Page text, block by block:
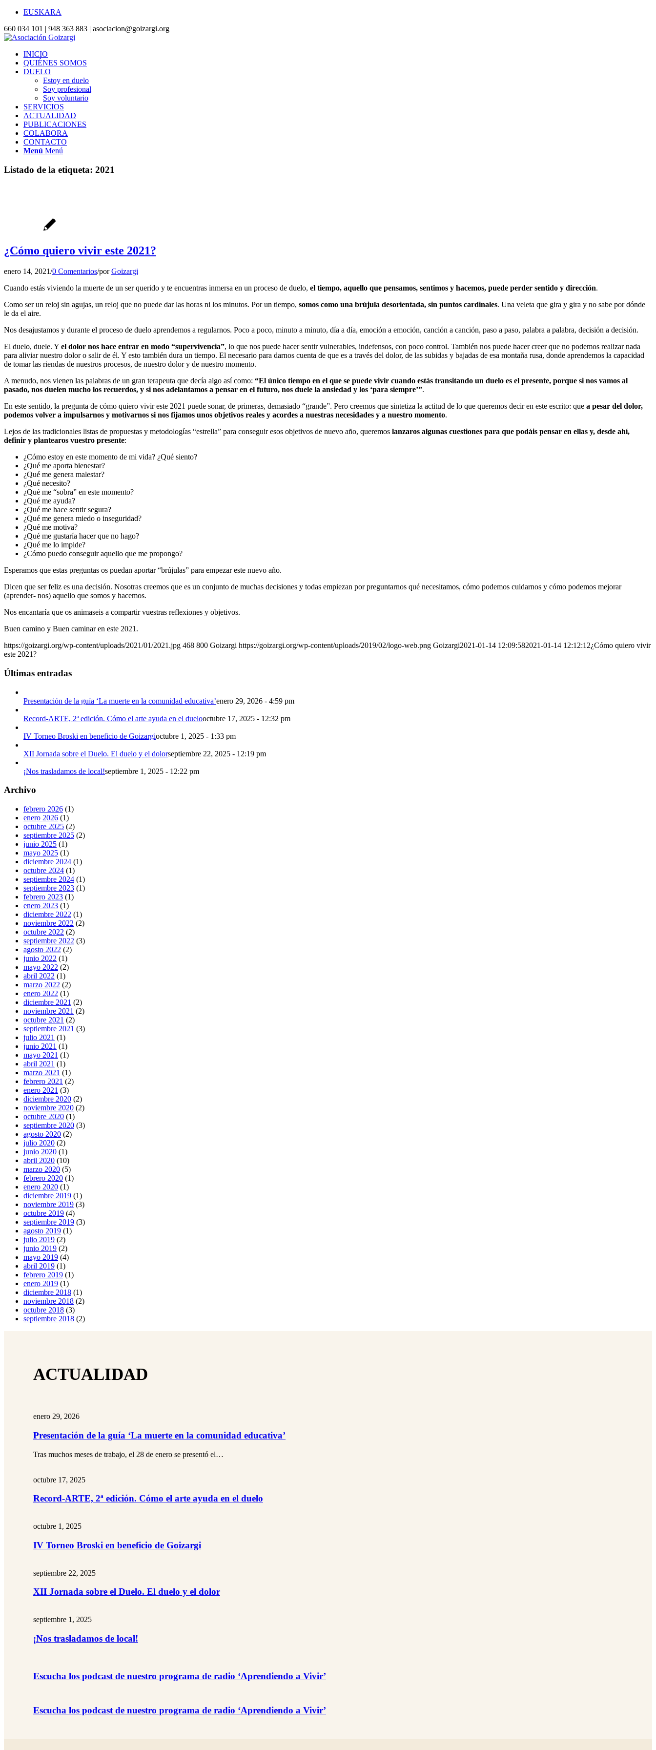
EUSKARA
660 034 101 | 948 363 883 | asociacion@goizargi.org
INICIO
QUIÉNES SOMOS
DUELO
Estoy en duelo
Soy profesional
Soy voluntario
SERVICIOS
ACTUALIDAD
PUBLICACIONES
COLABORA
CONTACTO
Menú Menú
Listado de la etiqueta: 2021
¿Cómo quiero vivir este 2021?
enero 14, 2021/0 Comentarios/porGoizargi
Cuando estás viviendo la muerte de un ser querido y te encuentras inmersa en un proceso de duelo, el tiempo, aquello que pensamos, sentimos y hacemos, puede perder sentido y dirección.
Como ser un reloj sin agujas, un reloj que no puede dar las horas ni los minutos. Por un tiempo, somos como una brújula desorientada, sin puntos cardinales. Una veleta que gira y gira y no sabe por dónde
le da el aire.
Nos desajustamos y durante el proceso de duelo aprendemos a regularnos. Poco a poco, minuto a minuto, día a día, emoción a emoción, canción a canción, paso a paso, palabra a palabra, decisión a decisión.
El duelo, duele. Y el dolor nos hace entrar en modo “supervivencia”, lo que nos puede hacer sentir vulnerables, indefensos, con poco control. También nos puede hacer creer que no podemos realizar nada
para aliviar nuestro dolor o salir de él. Y esto también dura un tiempo. El necesario para darnos cuenta de que es a través del dolor, de las subidas y bajadas de esa montaña rusa, donde aprendemos la capacidad
de tomar las riendas de nuestros procesos, de nuestro dolor y de nuestro momento.
A menudo, nos vienen las palabras de un gran terapeuta que decía algo así como: “El único tiempo en el que se puede vivir cuando estás transitando un duelo es el presente, porque si nos vamos al
pasado, nos duelen mucho los recuerdos, y si nos adelantamos a pensar en el futuro, nos duele la ansiedad y los ‘para siempre’”.
En este sentido, la pregunta de cómo quiero vivir este 2021 puede sonar, de primeras, demasiado “grande”. Pero creemos que sintetiza la actitud de lo que queremos decir en este escrito: que a pesar del dolor,
podemos volver a impulsarnos y motivarnos si nos fijamos unos objetivos reales y acordes a nuestras necesidades y a nuestro momento.
Lejos de las tradicionales listas de propuestas y metodologías “estrella” para conseguir esos objetivos de nuevo año, queremos lanzaros algunas cuestiones para que podáis pensar en ellas y, desde ahí,
definir y plantearos vuestro presente:
¿Cómo estoy en este momento de mi vida? ¿Qué siento?
¿Qué me aporta bienestar?
¿Qué me genera malestar?
¿Qué necesito?
¿Qué me “sobra” en este momento?
¿Qué me ayuda?
¿Qué me hace sentir segura?
¿Qué me genera miedo o inseguridad?
¿Qué me motiva?
¿Qué me gustaría hacer que no hago?
¿Qué me lo impide?
¿Cómo puedo conseguir aquello que me propongo?
Esperamos que estas preguntas os puedan aportar “brújulas” para empezar este nuevo año.
Dicen que ser feliz es una decisión. Nosotras creemos que es un conjunto de muchas decisiones y todas empiezan por preguntarnos qué necesitamos, cómo podemos cuidarnos y cómo podemos mejorar
(aprender- nos) aquello que somos y hacemos.
Nos encantaría que os animaseis a compartir vuestras reflexiones y objetivos.
Buen camino y Buen caminar en este 2021.
https://goizargi.org/wp-content/uploads/2021/01/2021.jpg 468 800 Goizargi https://goizargi.org/wp-content/uploads/2019/02/logo-web.png Goizargi2021-01-14 12:09:582021-01-14 12:12:12¿Cómo quiero vivir
este 2021?
Últimas entradas
Presentación de la guía ‘La muerte en la comunidad educativa’enero 29, 2026 - 4:59 pm
Record-ARTE, 2ª edición. Cómo el arte ayuda en el duelooctubre 17, 2025 - 12:32 pm
IV Torneo Broski en beneficio de Goizargioctubre 1, 2025 - 1:33 pm
XII Jornada sobre el Duelo. El duelo y el dolorseptiembre 22, 2025 - 12:19 pm
¡Nos trasladamos de local!septiembre 1, 2025 - 12:22 pm
Archivo
febrero 2026 (1)
enero 2026 (1)
octubre 2025 (2)
septiembre 2025 (2)
junio 2025 (1)
mayo 2025 (1)
diciembre 2024 (1)
octubre 2024 (1)
septiembre 2024 (1)
septiembre 2023 (1)
febrero 2023 (1)
enero 2023 (1)
diciembre 2022 (1)
noviembre 2022 (2)
octubre 2022 (2)
septiembre 2022 (3)
agosto 2022 (2)
junio 2022 (1)
mayo 2022 (2)
abril 2022 (1)
marzo 2022 (2)
enero 2022 (1)
diciembre 2021 (2)
noviembre 2021 (2)
octubre 2021 (2)
septiembre 2021 (3)
julio 2021 (1)
junio 2021 (1)
mayo 2021 (1)
abril 2021 (1)
marzo 2021 (1)
febrero 2021 (2)
enero 2021 (3)
diciembre 2020 (2)
noviembre 2020 (2)
octubre 2020 (1)
septiembre 2020 (3)
agosto 2020 (2)
julio 2020 (2)
junio 2020 (1)
abril 2020 (10)
marzo 2020 (5)
febrero 2020 (1)
enero 2020 (1)
diciembre 2019 (1)
noviembre 2019 (3)
octubre 2019 (4)
septiembre 2019 (3)
agosto 2019 (1)
julio 2019 (2)
junio 2019 (2)
mayo 2019 (4)
abril 2019 (1)
febrero 2019 (1)
enero 2019 (1)
diciembre 2018 (1)
noviembre 2018 (2)
octubre 2018 (3)
septiembre 2018 (2)
ACTUALIDAD
enero 29, 2026
Presentación de la guía ‘La muerte en la comunidad educativa’
Tras muchos meses de trabajo, el 28 de enero se presentó el…
octubre 17, 2025
Record-ARTE, 2ª edición. Cómo el arte ayuda en el duelo
octubre 1, 2025
IV Torneo Broski en beneficio de Goizargi
septiembre 22, 2025
XII Jornada sobre el Duelo. El duelo y el dolor
septiembre 1, 2025
¡Nos trasladamos de local!
Escucha los podcast de nuestro programa de radio ‘Aprendiendo a Vivir’
Escucha los podcast de nuestro programa de radio ‘Aprendiendo a Vivir’